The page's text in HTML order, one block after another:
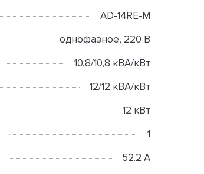
AD-14RE-M
однофазное, 220 В
10,8/10,8 кВА/кВт
12/12 кВА/кВт
12 кВт
1
52.2 А